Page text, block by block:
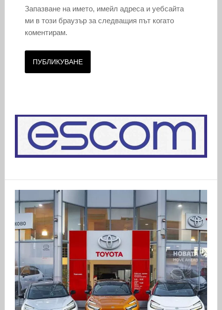
Запазване на името, имейл адреса и уебсайта
ми в този браузър за следващия път когато
коментирам.